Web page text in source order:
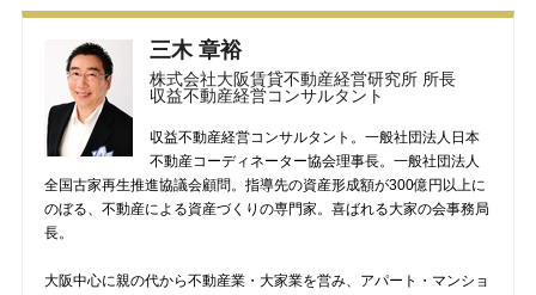
三木 章裕
株式会社大阪賃貸不動産経営研究所 所長
収益不動産経営コンサルタント
収益不動産経営コンサルタント。一般社団法人日本
不動産コーディネーター協会理事長。一般社団法人
全国古家再生推進協議会顧問。指導先の資産形成額が300億円以上に
のぼる、不動産による資産づくりの専門家。喜ばれる大家の会事務局
長。
大阪中心に親の代から不動産業・大家業を営み、アパート・マンショ